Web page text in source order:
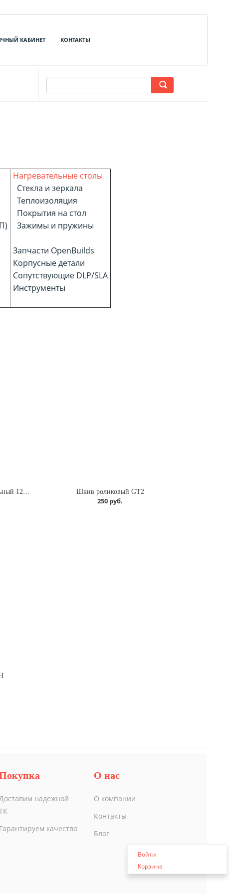
КАБИНЕТ КОНТАКТЫ
Войти
Корзина
Нагревательные столы
Стекла и зеркала
Теплоизоляция
Покрытия на стол
Зажимы и пружины
Запчасти OpenBuilds
Корпусные детали
Сопутствующие DLP/SLA
Инструменты
Держатель вала SK12 вертикальный 12мм Шкив роликовый GT2
250 руб.
надежной
Гарантируем качество
О нас
О компании
Контакты
Блог